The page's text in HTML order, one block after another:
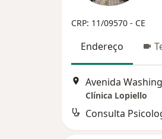
CRP: 11/09570 - CE
Endereço
Clínica Lopiello
Consulta